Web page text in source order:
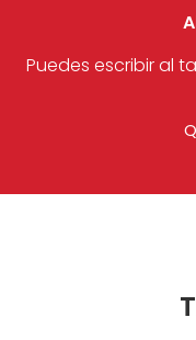
Puedes escribir al